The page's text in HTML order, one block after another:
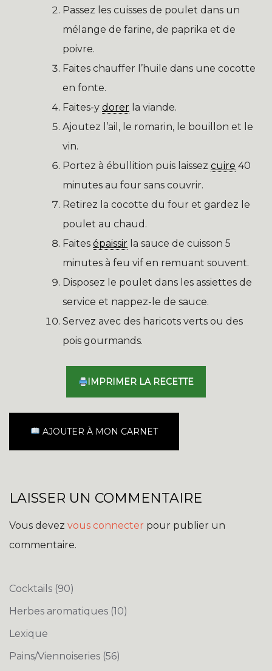
Passez les cuisses de poulet dans un
mélange de farine, de paprika et de
poivre.
Faites chauffer l’huile dans une cocotte
en fonte.
Faites-y dorer la viande.
Ajoutez l’ail, le romarin, le bouillon et le
vin.
Portez à ébullition puis laissez cuire 40
minutes au four sans couvrir.
Retirez la cocotte du four et gardez le
poulet au chaud.
Faites épaissir la sauce de cuisson 5
minutes à feu vif en remuant souvent.
Disposez le poulet dans les assiettes de
service et nappez-le de sauce.
Servez avec des haricots verts ou des
pois gourmands.
IMPRIMER LA RECETTE
AJOUTER À MON CARNET
LAISSER UN COMMENTAIRE
Vous devez vous connecter pour publier un
commentaire.
Cocktails (90)
Herbes aromatiques (10)
Lexique
Pains/Viennoiseries (56)